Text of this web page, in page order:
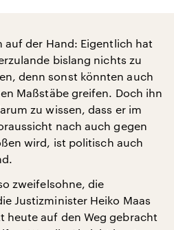
auf der Hand: Eigentlich hat
bislang nichts zu
denn sonst könnten auch
Maßstäbe greifen. Doch ihn
zu wissen, dass er im
nach auch gegen
wird, ist politisch auch
zweifelsohne, die
Justizminister Heiko Maas
heute auf den Weg gebracht